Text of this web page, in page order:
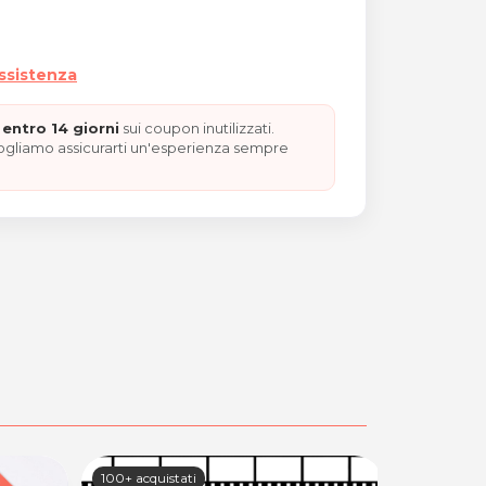
14 giorni sui coupon inutilizzati.
assicurarti un'esperienza sempre
100+ acquistati